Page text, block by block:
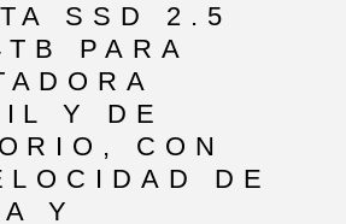
SSD 2.5
PARA
Y DE
CON
DE
Y